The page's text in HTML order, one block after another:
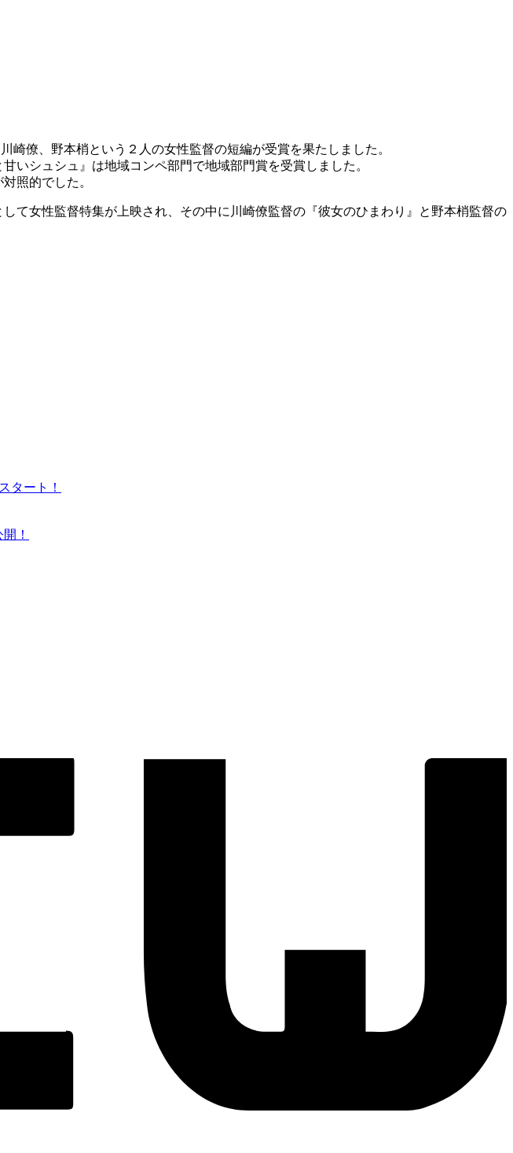
崎僚、野本梢という２人の女性監督の短編が受賞を果たしました。
いシュシュ』は地域コンペ部門で地域部門賞を受賞しました。
照的でした。
て女性監督特集が上映され、その中に川崎僚監督の『彼女のひまわり』と野本梢監督の
タート！
！